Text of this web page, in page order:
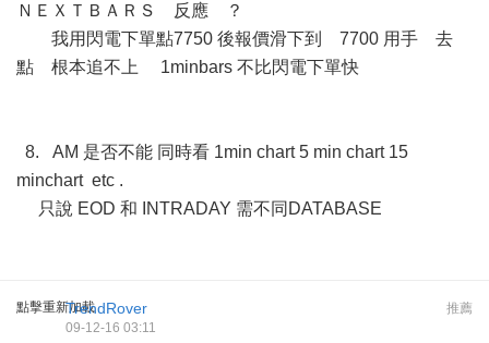
ＮＥＸＴＢＡＲＳ 反應 ？
我用閃電下單點7750 後報價滑下到 7700 用手 去
點 根本追不上 1minbars 不比閃電下單快
8. AM 是否不能 同時看 1min chart 5 min chart 15
minchart etc .
只說 EOD 和 INTRADAY 需不同DATABASE
點擊重新加載 推薦
TrendRover
09-12-16 03:11